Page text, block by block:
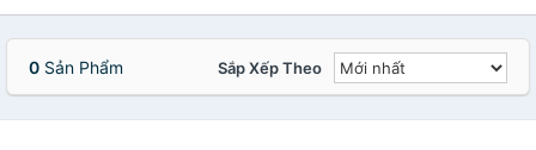
0 Sản Phẩm Sắp Xếp Theo